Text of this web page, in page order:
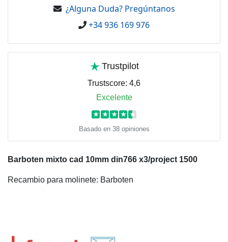
¿Alguna Duda? Pregúntanos
+34 936 169 976
Trustpilot
Trustscore: 4,6
Excelente
★ ★ ★ ★ ★
Basado en 38 opiniones
Barboten mixto cad 10mm din766 x3/project 1500
Recambio para molinete: Barboten